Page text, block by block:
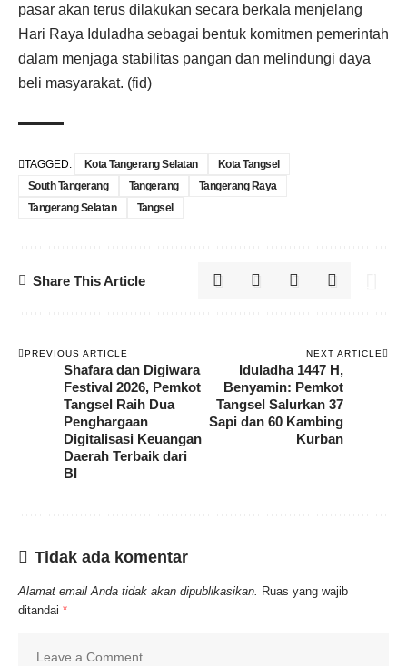
pasar akan terus dilakukan secara berkala menjelang
Hari Raya Iduladha sebagai bentuk komitmen pemerintah
dalam menjaga stabilitas pangan dan melindungi daya
beli masyarakat. (fid)
TAGGED: Kota Tangerang Selatan
Kota Tangsel
South Tangerang
Tangerang
Tangerang Raya
Tangerang Selatan
Tangsel
Share This Article
PREVIOUS ARTICLE
Shafara dan Digiwara
Festival 2026, Pemkot
Tangsel Raih Dua
Penghargaan
Digitalisasi Keuangan
Daerah Terbaik dari
BI
NEXT ARTICLE
Iduladha 1447 H,
Benyamin: Pemkot
Tangsel Salurkan 37
Sapi dan 60 Kambing
Kurban
Tidak ada komentar
Alamat email Anda tidak akan dipublikasikan. Ruas yang wajib
ditandai *